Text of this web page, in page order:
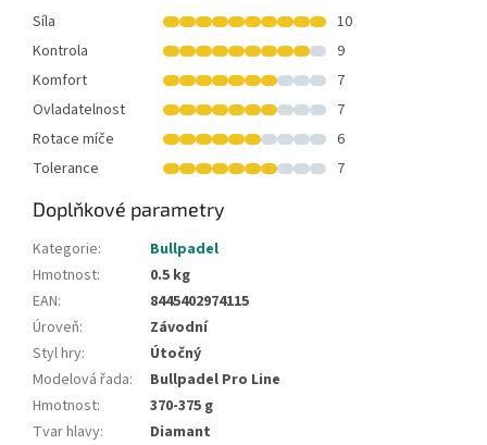
Síla
10
Kontrola
9
Komfort
7
Ovladatelnost
7
Rotace míče
6
Tolerance
7
Doplňkové parametry
Kategorie:
Bullpadel
Hmotnost:
0.5 kg
EAN:
8445402974115
Úroveň:
Závodní
Styl hry:
Útočný
Modelová řada:
Bullpadel Pro Line
Hmotnost:
370-375 g
Tvar hlavy:
Diamant